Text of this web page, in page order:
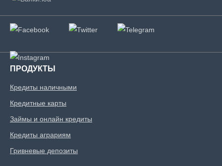
ПРОДУКТЫ
Кредиты наличными
Кредитные карты
Займы и онлайн кредиты
Кредиты аграриям
Гривневые депозиты